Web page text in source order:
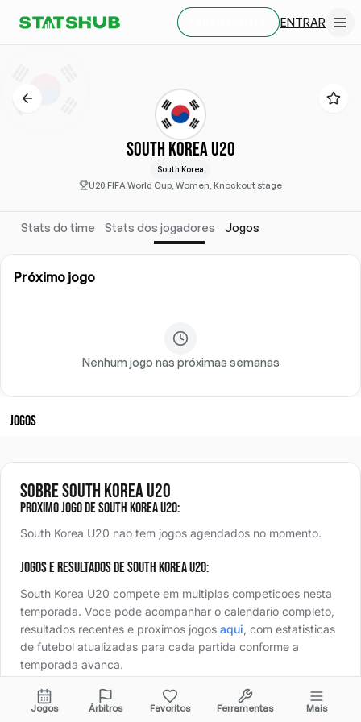
ENTRAR
SOUTH KOREA U20
South Korea
U20 FIFA World Cup, Women, Knockout stage
Stats do time Stats dos jogadores Jogos
Próximo jogo
Nenhum jogo nas próximas semanas
JOGOS
Sobre South Korea U20
Proximo jogo de South Korea U20:
South Korea U20 nao tem jogos agendados no momento.
Jogos e resultados de South Korea U20:
South Korea U20 compete em multiplas competicoes nesta
temporada. Voce pode acompanhar o calendario completo,
resultados recentes e proximos jogos aqui com estatisticas
de futebol atualizadas para cada partida conforme a
temporada avanca.
Jogos Árbitros Favoritos Ferramentas Mais